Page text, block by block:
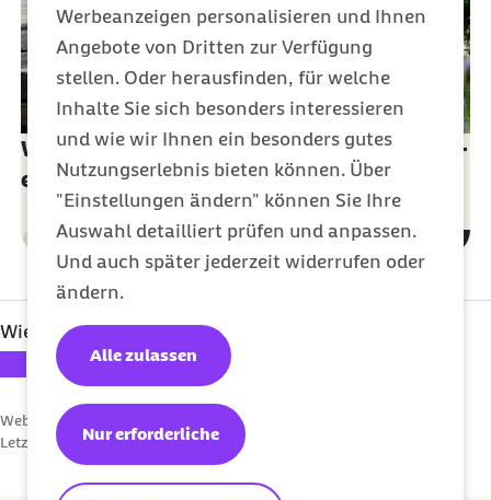
Werbeanzeigen personalisieren und Ihnen
Angebote von Dritten zur Verfügung
stellen. Oder herausfinden, für welche
Inhalte Sie sich besonders interessieren
und wie wir Ihnen ein besonders gutes
Nutzungserlebnis bieten können. Über
"Einstellungen ändern" können Sie Ihre
Auswahl detailliert prüfen und anpassen.
Und auch später jederzeit widerrufen oder
ändern.
Nur erforderliche
Alle zulassen
Wahlrechte der Patientinnen und Patienten -
entscheiden Sie selbst, wer Sie behandelt
Wie bewerten Sie diesen Artikel?
Ihre Bewertung: 1 Stern
Ihre Bewertung: 2 Sterne
Ihre Bewertung: 3 Sterne
Ihre Bewertung: 4 Sterne
Ihre Bewertung: 5 Sterne
Webcode: s000492
Letzte Aktualisierung: 25.04.2019